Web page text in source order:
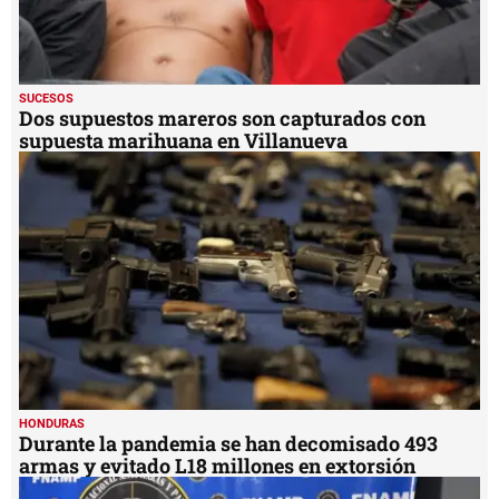
SUCESOS
Dos supuestos mareros son capturados con
supuesta marihuana en Villanueva
HONDURAS
Durante la pandemia se han decomisado 493
armas y evitado L18 millones en extorsión